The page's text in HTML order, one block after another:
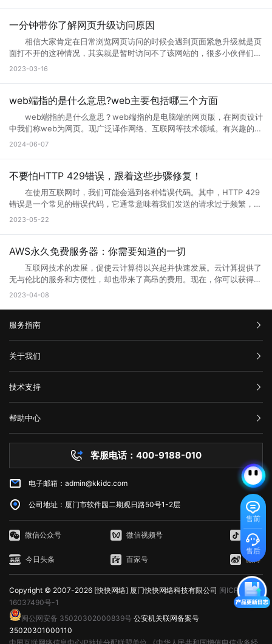
钮，点击升级以后，网络就会自动的升级的，如果手机不会自动升级的
次，通过以上方式就可以打开需要访问的页面。 页面访问升级出
错? 有几个情况会导致这个现象出现： 1.你的网速过慢，网页代
码没有完全下载就运行了，导致不完整，当然就错误了。请刷新。 2.
器。 4.你的IE浏览器缓存出错，请右键点击桌面IE浏览器，选择属
性，在常规页面里，点击删除文件这个按钮，选择全部删除，并且点击删
分代码没有完全下载就提示浏览器完毕，导致错误。 你可以多刷新，或
者换一个网速比较好的时候访问(前提是这个网站是个大网站，不会出现
问题2) 6.qq空间目前在升级5.0版本，会出现一点小问题..请不用担
网站问题，也有可能只是网站正在升级，升级也是为了更好的保证用户访
问以及使用体验。当然也是为了安全性能，服务器软件功能会随着版本的
更新而提升。当现有的网站功能不能满足访问需求的时候也会及时升级提
到的响应无效或不完整。通常，这种情况发生在文件太大或处理速度太慢
被发送到它的代理服务器。如果代理服务器在尝试访问网站时无法从上游
服务器获取完整的响应，则会生成502错误代码。 502错误代码通常
是由代理服务器、网关或负载均衡器等设备导致的，而不是由您的计算机
或网络连接引起的。这意味着您只能为自己的网络连接做些有限的调整，
游服务器返回的响应无效或不完整 当请求通过代理服务器到达上游服
务器时，服务器有时会出现响应故障。这可能是因为服务器正在忙于处理
请求，或者因为出现其他问题造成了响应不完整。如果代理服务器无法从
未正确配置，则会导致出现502错误。如果代理服务器或网关未得到正确
配置，将无法正常地从上游服务器获取响应。 3、网络连接问题
果您的互联网连接出现问题或受到网络中断的干扰，则可能导致您的请求
无法成功连接到代理服务器或网关，这会导致错误代码502的出现。
三、如何解决错误代码502 1、刷新页面 首先尝试刷新网页。因
您的网络连接是否正常。您可以尝试与其他网站进行通信，以确定问题是
否出现在本地网络连接中。如果您的其他网站可以工作，但一个特定的网
站不起作用，那么很可能是这个网站出现了502错误。 3、清除浏览
使用其他网络连接 尝试切换到其他网络连接，例如在使用Wi-Fi时尝
试使用移动数据。通过使用其他网络连接，您可以确定是否存在网络连接
需要联系网站管理员寻求帮助。他们可以告诉您更多关于错误代码502的
信息，并提供解决方法。 在互联网时代，我们经常会遇到502错误代
码。这意味着请求未能正确连接到上游服务器，通常是由代理服务器、网
关或网络连接问题引起的。为了解决这个问题，我们可以尝试刷新网页、
检查网络连接、清除浏览器缓存、暂时使用其他网络连接或联系网站管理
员。希望本文能帮助您了解并解决错误代码502问题。
一分钟带你了解网页升级访问原因
相信大家肯定在日常浏览网页访问的时候会遇到页面紧急升级就是页
面打不开的这种情况，其实就是暂时访问不了该网站的，很多小伙伴们搞
不清楚网页升级访问是什么意思，也不知道网页升级访问原因?其实这种
小编一起来详细了解下吧! 网页升级访问是什么意思? 所谓的网页
问等操作，一般来说互联网的网页使用过程中会出现各种问题的，网页建
设者们会通过升级访问提升网页的流畅度，让大家后续访问过程中更加顺
畅。 网页升级访问升级原因 1、 每个网站的站长都是希望把自己
的网站做大做强的，当网站的流量高了以后网站的后台服务器可能无法接
问网站。 2、 网站营运一段时间后，由于网络技术的发展以及网络服
务器环境的改变，原网页可能出现兼容性、功能与用户体验上的缺陷，为
了更长远的发展就需要升级访问页面了。 3、 现在的网络发展很快，
对于网站优化：网站进行META标记优化,W3C标准优化,搜索引擎优化等
合理优化操作，使网站在页面的布局、结构与内容方面都对用户与搜索引
站的安全与维护：页面安全方面的升级能有效的防止黑客入侵，造成网站
破坏，数据损坏，商业机密泄露，客户资料丢失等损失;页面升级对于内
容更新调整，网页X信息清理，网络速度提升等网站维护操作;定期检查企
数据被误删或遭病毒感染、黑客破坏后，通过技术手段尽力抢救，争取恢
复。 以上就是关于页面升级访问的原因以及解决方法全部内容，其实
很多网站都是需要升级优化的，为了的就是可以满足各种用户的需求，也
务器无法接纳新用户访问的时候，更需要及时进行页面访问升级，希望本
2023-03-16
web端指的是什么意思?web主要包括哪三个方面
web端指的是什么意思？web端指的是电脑端的网页版，在网页设计
中我们称web为网页。现广泛译作网络、互联网等技术领域。有兴趣的小
伙伴赶紧跟着小编一起学习下。 web端指的是什么意思？ “Web
各种类型的应用程序或服务，包括网页应用、在线商店、社交媒体平台、
Google Chrome、Mozilla Firefox、Microsoft Edge等）在用户的计算
机或移动设备上运行。Web端的优势之一是它的跨平台性，因为用户只需
要一个支持Web浏览器的设备即可访问和使用。 这意味着无论是在桌
面电脑、笔记本电脑、平板电脑还是智能手机上，只需打开浏览器并输入
本地应用程序，Web端的应用程序不需要在用户设备上安装，而是通过互
联网直接提供服务。这使得Web端应用程序的更新和维护更加方便，用户
可以享受到实时的功能更新和改进。 web主要包括哪三个方面？
构：指的是网页的骨架，即HTML代码，它定义了网页的基本结构和内
即CSS（级联样式表）的使用。CSS用于控制网页的布局、颜色、字体等
视觉效果，使网页看起来更加美观和吸引人。 行为：指的是网页与用
户交互的方式，即JavaScript的使用。JavaScript是一种脚本语言，它允
许网页对用户的操作做出响应，如点击按钮、滚动页面等，从而提供更加
丰富的交互体验。 这三个方面相互依赖，共同决定了Web的外观、功
能和用户体验。 web端指的是什么意思？看完文章就能清楚知道了，
2024-06-07
不要怕HTTP 429错误，跟着这些步骤修复！
在使用互联网时，我们可能会遇到各种错误代码。其中，HTTP 429
错误是一个常见的错误代码，它通常意味着我们发送的请求过于频繁，服
务器无法响应。那么你知道什么是HTTP 429错误?HTTP 429错误如何修
户端发送的请求次数过于频繁。这种错误通常发生在需要进行频繁请求的
返回一个状态码，用于表示请求的结果。HTTP 429错误对应的状态码是
429。当客户端发送的请求超过服务器限制时，服务器就会返回这个状态
码。 二、为什么会出现HTTP 429错误? HTTP 429错误通常是由
以下原因造成的： 1. 请求过于频繁：当客户端发送的请求过于频繁
时，服务器无法处理这么多请求，就会返回HTTP 429错误。 2. 服务
器限制：有些服务器为了防止恶意攻击，会设置一些限制，例如每秒钟只
允许发送一定数量的请求。如果客户端发送的请求超过了这个限制，服务
器就会返回HTTP 429错误。 3. 网络不稳定：如果网络不稳定，客户
取以下一些方法来修复： 1. 增加请求间隔时间：当客户端发送的请求
过于频繁时，可以增加请求间隔时间，减少请求的数量。 2. 减少请
量，以满足服务器的限制要求。 3. 检查API调用的频率：如果HTTP
429错误发生在API调用中，我们可以检查API调用的频率，是否超出了
API提供商的限制。 4. 检查网络连接：如果HTTP 429错误是由网络
不稳定引起的，我们可以检查网络连接是否正常，是否存在延迟或丢包现
象。 5. 使用CDN服务：CDN即内容分发网络，可以缓存静态资源，
减少请求次数，提高请求速度和稳定性。 6. 联系服务器管理员：如
果HTTP 429错误仍无法解决，我们可以联系服务器管理员，让其检查服
务器设置是否存在问题。 HTTP 429错误通常是由请求过于频繁、服
务器限制、网络不稳定等原因造成的。为了修复HTTP 429错误，我们可
以采取增加请求间隔时间、减少请求次数、检查API调用的频率、检查网
络连接、使用CDN服务等方法。如果以上方法无法解决HTTP 429错误，
2023-05-22
AWS永久免费服务器：你需要知道的一切
互联网技术的发展，促使云计算得以兴起并快速发展。云计算提供了
无与伦比的服务和方便性，却也带来了高昂的费用。现在，你可以获得一
些AWS永久免费服务器，使你能够在开发和测试新的应用程序时节省不少
Web Services)是亚马逊提供的一种基于云平台的服务。AWS永久免费计
计算服务。免费计划提供750个小时的EC2实例。 2. Amazon S3：
在AWS上创建和管理存储桶，对于不超过5GB的数据存储和处理是免费
的。 3. AWS Lambda：以事件驱动的方式在云中运行代码，免费计
计划提供每月25个WCU和25个RCU。 5. Amazon Glacier：用于非
免费的。 6. Amazon CloudFront：AWS的全球内容分发网络
(CDN)，免费计划为每个月50GB的数据传输提供免费流量。 7.
Amazon Machine Learning：一种基于云的机器学习服务，在免费计划
中提供每月10,000个批处理预测。 8. Amazon RDS：AWS的关系型
数据库服务，免费计划实例持续使用750小时，每月获得20GB的备份存
储和10万条I/O请求数。 9. Amazon SES：简单邮件服务，用于发送
和接收电子邮件，AWS SES在免费计划中提供每月62,000封电子邮件发
送。 10. Amazon CloudWatch：AWS的监控服务，AWS
CloudWatch在免费计划中提供1个月内每个AWS账户$0.10的按需监
控。 如何使用AWS永久免费服务器 AWS提供的免费计划通常是
给新用户或者想要尝试AWS零成本的用户来使用。以EC2为例，我们将简
单介绍该服务的使用。 1. 注册AWS账户：在AWS官网注册一个账户
并使用AWS Free Tier即可开始使用免费计划。 2. 创建EC2实例：在
控制台中，选择EC2，选择运行模板(AMI)，选择实例类型，并分配安全
组。分配完毕后，新EC2实例将被创建。 3. 登录EC2实例：使用
Amazon EC2 SSH键对或Windows密码来登录EC2实例。使用AWS管理
控制台中的实例状态检查每个实例的状态。 4. 配置安全组：安全组
包含一个或多个入站规则和出站规则，限制EC2实例的流量。您可以根据
2023-04-08
售前
售后
服务指南
汇款信息
购买流程
服务条款
关于我们
公司介绍
举报中心
隐私声明
技术支持
网站备案
技术文档
帮助中心
服务器问题
市场资讯
客服电话：400-9188-010
电子邮箱：admin@kkidc.com
公司地址：厦门市软件园二期观日路50号1-2层
微信公众号 微信视频号 抖音
今日头条 百家号 微博
Copyright © 2007-2026 [快快网络] 厦门快快网络科技有限公司 闽ICP备
16037490号-1
闽公网安备 35020302000839号 公安机关联网备案号
35020301000110